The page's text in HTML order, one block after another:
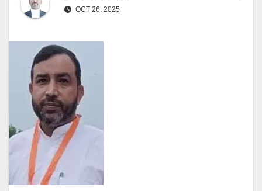
OCT 26, 2025